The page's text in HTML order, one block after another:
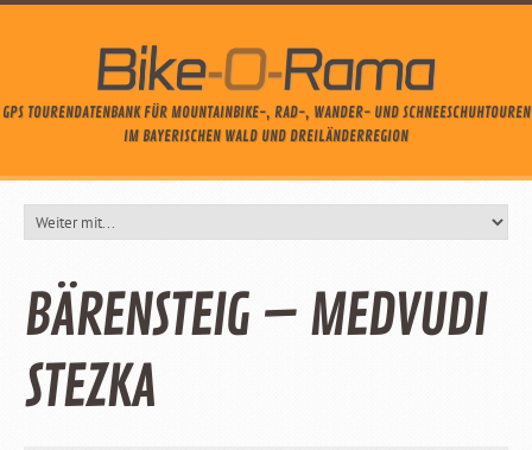
GPS TOURENDATENBANK FÜR MOUNTAINBIKE-, RAD-, WANDER- UND SCHNEESCHUHTOUREN
IM BAYERISCHEN WALD UND DREILÄNDERREGION
BÄRENSTEIG – MEDVUDI
STEZKA